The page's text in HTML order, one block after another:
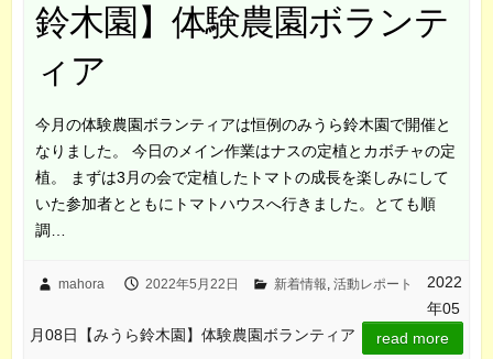
鈴木園】体験農園ボランテ
ィア
今月の体験農園ボランティアは恒例のみうら鈴木園で開催と
なりました。 今日のメイン作業はナスの定植とカボチャの定
植。 まずは3月の会で定植したトマトの成長を楽しみにして
いた参加者とともにトマトハウスへ行きました。とても順
調…
mahora 2022年5月22日 新着情報, 活動レポート
2022
年05
月08日【みうら鈴木園】体験農園ボランティア
read more